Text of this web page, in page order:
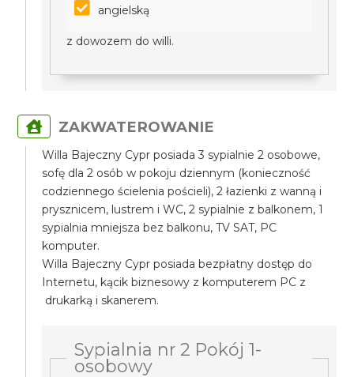
angielską
z dowozem do willi.
ZAKWATEROWANIE
Willa Bajeczny Cypr posiada 3 sypialnie 2 osobowe,
sofę dla 2 osób w pokoju dziennym (konieczność
codziennego ścielenia pościeli), 2 łazienki z wanną i
prysznicem, lustrem i WC, 2 sypialnie z balkonem, 1
sypialnia mniejsza bez balkonu, TV SAT, PC
komputer.
Willa Bajeczny Cypr posiada bezpłatny dostęp do
Internetu, kącik biznesowy z komputerem PC z
drukarką i skanerem.
Sypialnia nr 2 Pokój 1-
osobowy